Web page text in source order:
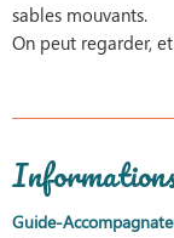
sables mouvants.
On peut regarder,
Guide-